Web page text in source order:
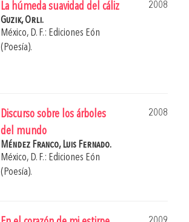
La húmeda suavidad del cáliz
2008
Guzik, Orli.
México, D. F.: Ediciones Eón
(Poesía).
Discurso sobre los árboles
del mundo
2008
Méndez Franco, Luis Fernado.
México, D. F.: Ediciones Eón
(Poesía).